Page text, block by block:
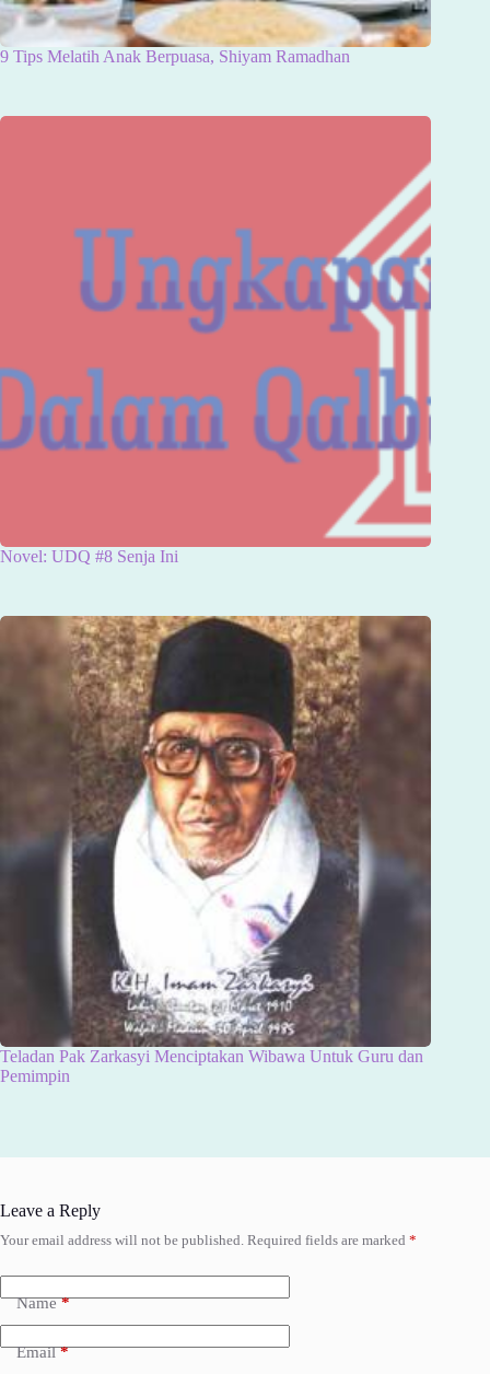
9 Tips Melatih Anak Berpuasa, Shiyam Ramadhan
Novel: UDQ #8 Senja Ini
Teladan Pak Zarkasyi Menciptakan Wibawa Untuk Guru dan
Pemimpin
Leave a Reply
Your email address will not be published. Required fields are marked *
Name*
Email*